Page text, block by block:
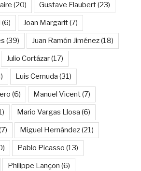
(20) Gustave Flaubert(23)
(6) Joan Margarit(7)
(39) Juan Ramón Jiménez(18)
Julio Cortázar(17)
Luis Cernuda (31)
(6) Manuel Vicent(7)
Mario Vargas Llosa (6)
Miguel Hernández(21)
Pablo Picasso (13)
Philippe Lançon (6)